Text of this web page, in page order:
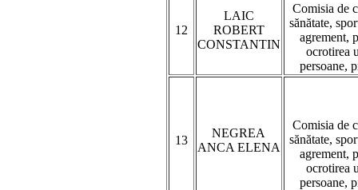
12
LAIC
ROBERT
CONSTANTIN
Comisia de
sănătate,
agrement,
ocrotirea
persoane,
13
NEGREA
ANCA ELENA
Comisia de
sănătate,
agrement,
ocrotirea
persoane,